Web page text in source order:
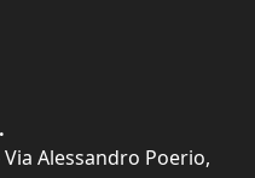
Alessandro Poerio,